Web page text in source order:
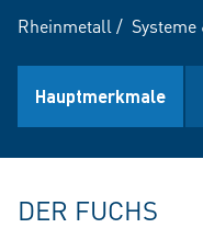
Rheinmetall /
Hauptmerkmale
DER FUCHS